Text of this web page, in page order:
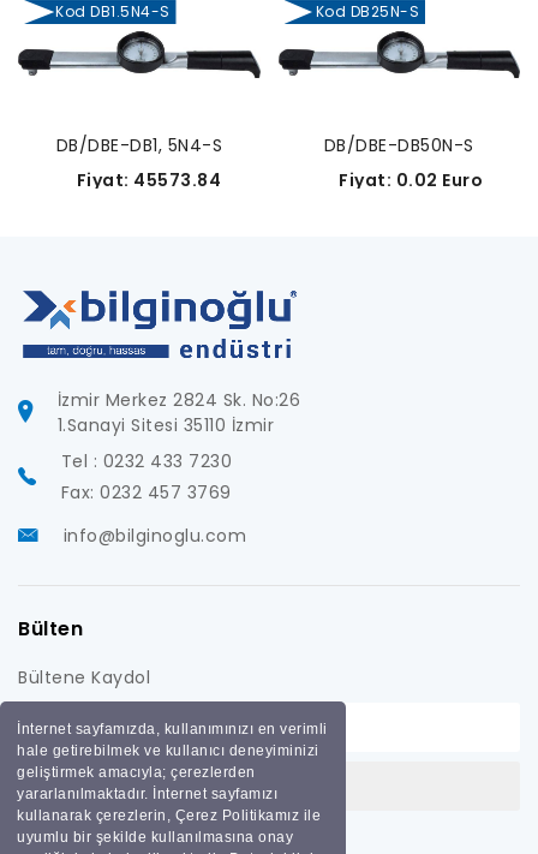
İnternet sayfamızda, kullanımınızı en verimli
hale getirebilmek ve kullanıcı deneyiminizi
geliştirmek amacıyla; çerezlerden
yararlanılmaktadır. İnternet sayfamızı
kullanarak çerezlerin, Çerez Politikamız ile
uyumlu bir şekilde kullanılmasına onay
Kod DB1.5N4-S
DB/DBE-DB1, 5N4-S
Fiyat: 45573.84
Kod DB25N-S
DB/DBE-DB50N-S
Fiyat: 0.02 Euro
İzmir Merkez 2824 Sk. No:26
1.Sanayi Sitesi 35110 İzmir
Tel : 0232 433 7230
Fax: 0232 457 3769
info@bilginoglu.com
Bülten
Bültene Kaydol